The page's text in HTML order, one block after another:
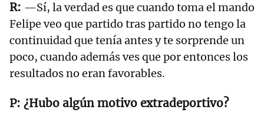
—Sí, la verdad es que cuando toma el mando
Felipe veo que partido tras partido no tengo la
continuidad que tenía antes y te sorprende un
poco, cuando además ves que por entonces los
resultados no eran favorables.
¿Hubo algún motivo extradeportivo?